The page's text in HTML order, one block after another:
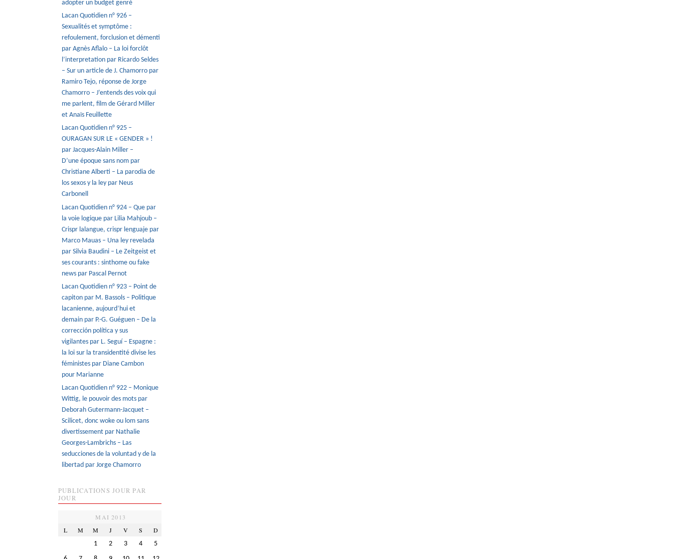
adopter un budget genré
Lacan Quotidien n° 926 –
Sexualités et symptôme :
refoulement, forclusion et démenti
par Agnès Aflalo – La loi forclôt
l’interpretation par Ricardo Seldes
– Sur un article de J. Chamorro par
Ramiro Tejo, réponse de Jorge
Chamorro – J’entends des voix qui
me parlent, film de Gérard Miller
et Anaïs Feuillette
Lacan Quotidien n° 925 –
OURAGAN SUR LE « GENDER » !
par Jacques-Alain Miller –
D’une époque sans nom par
Christiane Alberti – La parodia de
los sexos y la ley par Neus
Carbonell
Lacan Quotidien n° 924 – Que par
la voie logique par Lilia Mahjoub –
Crispr lalangue, crispr lenguaje par
Marco Mauas – Una ley revelada
par Silvia Baudini – Le Zeitgeist et
ses courants : sinthome ou fake
news par Pascal Pernot
Lacan Quotidien n° 923 – Point de
capiton par M. Bassols – Politique
lacanienne, aujourd’hui et
demain par P.-G. Guéguen – De la
corrección política y sus
vigilantes par L. Seguí – Espagne :
la loi sur la transidentité divise les
féministes par Diane Cambon
pour Marianne
Lacan Quotidien n° 922 – Monique
Wittig, le pouvoir des mots par
Deborah Gutermann-Jacquet –
Scilicet, donc woke ou lom sans
divertissement par Nathalie
Georges-Lambrichs – Las
seducciones de la voluntad y de la
libertad par Jorge Chamorro
PUBLICATIONS JOUR PAR
JOUR
MAI 2013
L
M M J V S D
1 2 3 4
5